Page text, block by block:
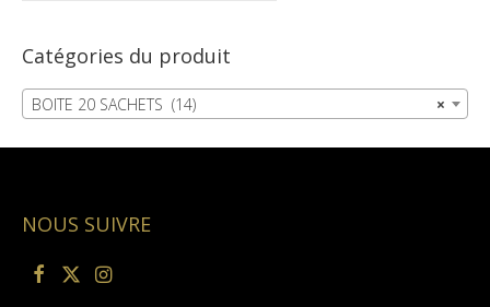
Catégories du produit
×
BOITE 20 SACHETS (14)
NOUS SUIVRE